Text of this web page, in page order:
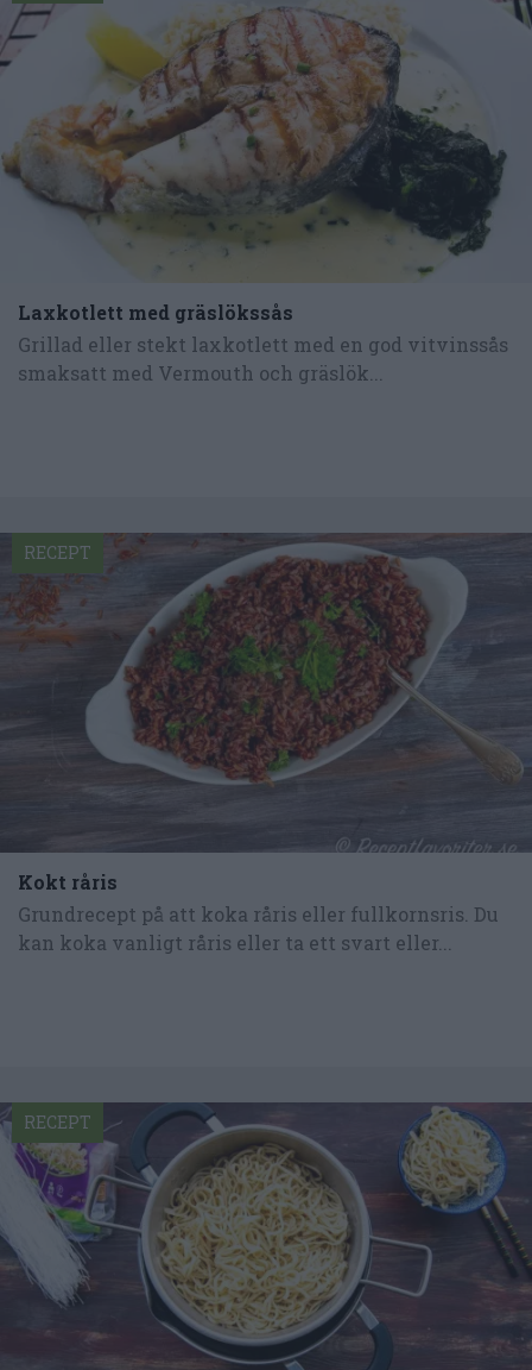
Laxkotlett med gräslökssås
Grillad eller stekt laxkotlett med en god vitvinssås
smaksatt med Vermouth och gräslök...
Kokt råris
Grundrecept på att koka råris eller fullkornsris. Du
kan koka vanligt råris eller ta ett svart eller...
RECEPT
RECEPT